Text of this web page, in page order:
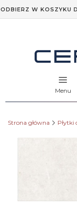
ODBIERZ W KOSZYKU
Menu
Strona główna Płytki